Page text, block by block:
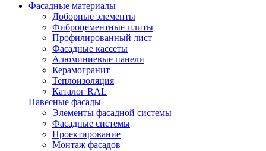
Фасадные материалы
Доборные элементы
Фиброцементные плиты
Профилированный лист
Фасадные кассеты
Алюминиевые панели
Керамогранит
Теплоизоляция
Каталог RAL
Навесные фасады
Элементы фасадной системы
Фасадные системы
Проектирование
Монтаж фасадов